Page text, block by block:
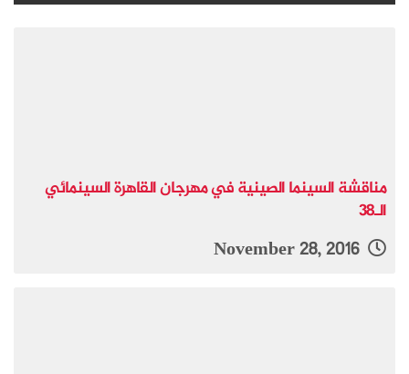
مناقشة السينما الصينية في مهرجان القاهرة السينمائي
الـ38
November 28, 2016